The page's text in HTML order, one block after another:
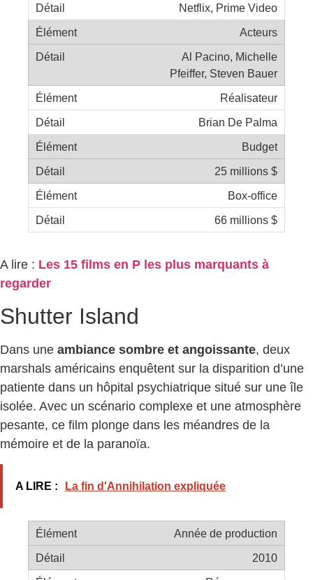
Netflix, Prime Video
Acteurs
Al Pacino, Michelle
Pfeiffer, Steven Bauer
Réalisateur
Brian De Palma
Budget
25 millions $
Box-office
66 millions $
A lire : Les 15 films en P les plus marquants à
regarder
Shutter Island
Dans une ambiance sombre et angoissante, deux
marshals américains enquêtent sur la disparition d’une
patiente dans un hôpital psychiatrique situé sur une île
isolée. Avec un scénario complexe et une atmosphère
pesante, ce film plonge dans les méandres de la
mémoire et de la paranoïa.
A LIRE : La fin d'Annihilation expliquée
Année de production
2010